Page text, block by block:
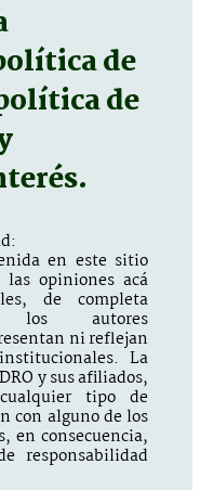
de
de
en este sitio
opiniones acá
de completa
los autores
ni reflejan
La
y sus afiliados,
tipo de
con alguno de los
en consecuencia,
responsabilidad